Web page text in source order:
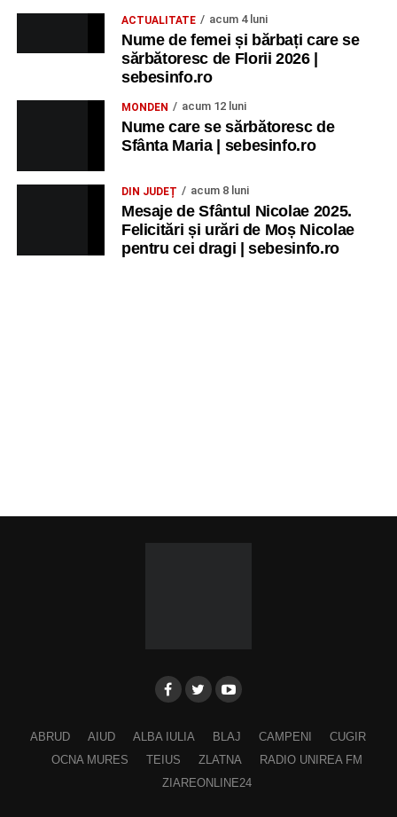
ACTUALITATE acum 4 luni
Nume de femei și bărbați care se
sărbătoresc de Florii 2026 |
sebesinfo.ro
MONDEN acum 12 luni
Nume care se sărbătoresc de
Sfânta Maria | sebesinfo.ro
DIN JUDEȚ acum 8 luni
Mesaje de Sfântul Nicolae 2025.
Felicitări și urări de Moș Nicolae
pentru cei dragi | sebesinfo.ro
ABRUD AIUD ALBA IULIA BLAJ CAMPENI
CUGIR
OCNA MURES
TEIUS ZLATNA
RADIO UNIREA FM
ZIAREONLINE24